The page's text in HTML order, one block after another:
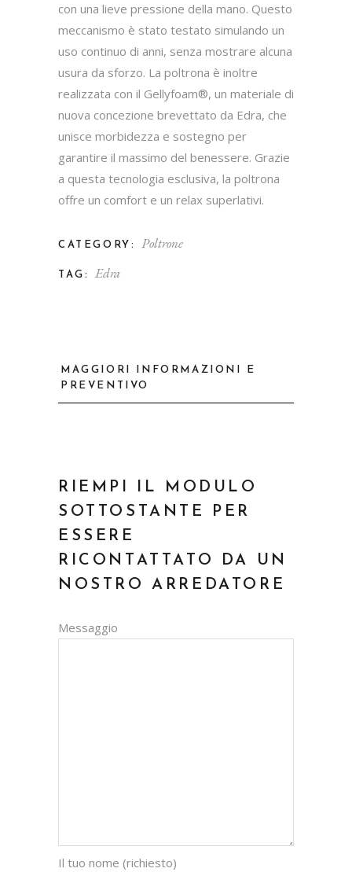
con una lieve pressione della mano. Questo
meccanismo è stato testato simulando un
uso continuo di anni, senza mostrare alcuna
usura da sforzo. La poltrona è inoltre
realizzata con il Gellyfoam®, un materiale di
nuova concezione brevettato da Edra, che
unisce morbidezza e sostegno per
garantire il massimo del benessere. Grazie
a questa tecnologia esclusiva, la poltrona
offre un comfort e un relax superlativi.
CATEGORY: Poltrone
TAG: Edra
MAGGIORI INFORMAZIONI E
PREVENTIVO
RIEMPI IL MODULO
SOTTOSTANTE PER
ESSERE
RICONTATTATO DA UN
NOSTRO ARREDATORE
Messaggio
Il tuo nome (richiesto)